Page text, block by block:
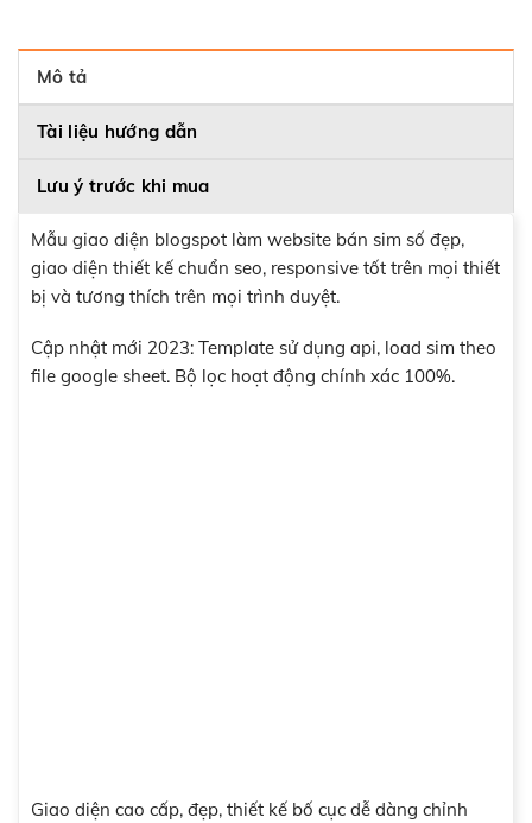
Mô tả
Tài liệu hướng dẫn
Lưu ý trước khi mua
Mẫu giao diện blogspot làm website bán sim số đẹp,
giao diện thiết kế chuẩn seo, responsive tốt trên mọi thiết
bị và tương thích trên mọi trình duyệt.
Cập nhật mới 2023: Template sử dụng api, load sim theo
file google sheet. Bộ lọc hoạt động chính xác 100%.
Giao diện cao cấp, đẹp, thiết kế bố cục dễ dàng chỉnh